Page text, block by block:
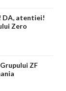
DA, atentiei!
Zero
ZF